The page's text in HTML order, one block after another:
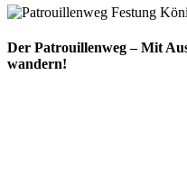
Der Patrouillenweg – Mit
wandern!